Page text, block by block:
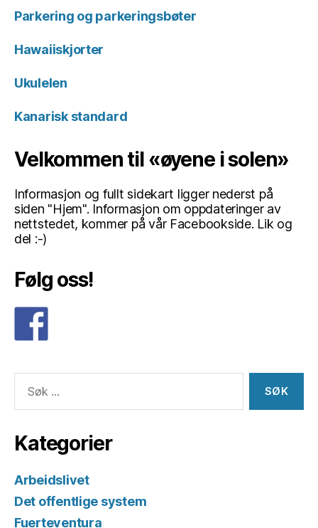
Parkering og parkeringsbøter
Hawaiiskjorter
Ukulelen
Kanarisk standard
Velkommen til «øyene i solen»
Informasjon og fullt sidekart ligger nederst på
siden "Hjem". Informasjon om oppdateringer av
nettstedet, kommer på vår Facebookside. Lik og
del :-)
Følg oss!
etter:
Kategorier
Arbeidslivet
Det offentlige system
Fuerteventura